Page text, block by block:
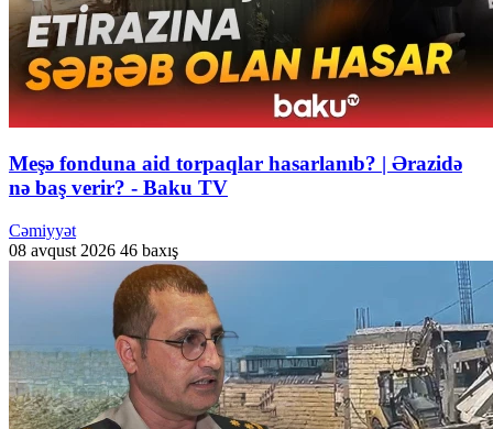
Meşə fonduna aid torpaqlar hasarlanıb? | Ərazidə
nə baş verir? - Baku TV
Cəmiyyət
08 avqust 2026 46 baxış